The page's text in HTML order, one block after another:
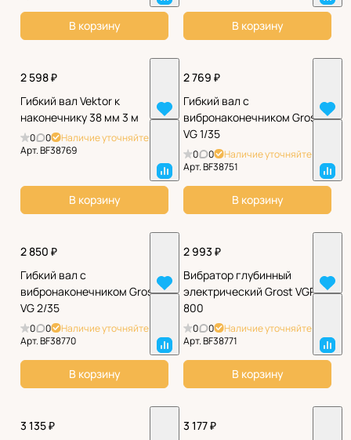
В корзину В корзину
2 598 ₽
Гибкий вал Vektor к
наконечнику 38 мм 3 м
0 0
Наличие уточняйте
Арт.BF38769
В корзину
2 769 ₽
Гибкий вал с
вибронаконечником Grost
VG 1/35
0 0
Наличие уточняйте
Арт.BF38751
В корзину
2 850 ₽
Гибкий вал с
вибронаконечником Grost
VG 2/35
0 0
Наличие уточняйте
Арт.BF38770
В корзину
2 993 ₽
Вибратор глубинный
электрический Grost VGP
800
0 0
Наличие уточняйте
Арт.BF38771
В корзину
3 135 ₽
3 177 ₽